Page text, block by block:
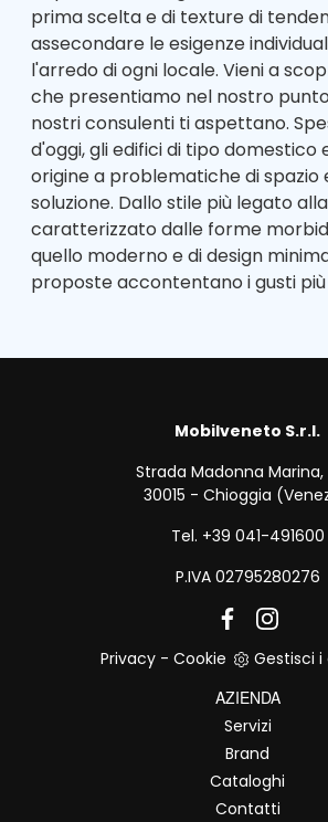
prima scelta e di texture di
assecondare le esigenze
l'arredo di ogni locale. Vieni a
che presentiamo nel nostro
nostri consulenti ti aspettano.
d'oggi, gli edifici di tipo domestico
origine a problematiche di spazio
soluzione. Dallo stile più legato
caratterizzato dalle forme
quello moderno e di design
proposte accontentano i gusti
Mobilveneto S.r.l.
Strada Madonna
30015 - Chioggia
Tel. +39 041-491600
P.IVA 02795280276
Privacy- Cookie
Gestisci i
AZIENDA
Servizi
Brand
Cataloghi
Contatti